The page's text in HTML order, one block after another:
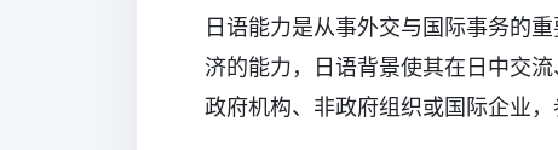
日语能力是从事外交与国际事务的重
济的能力，日语背景使其在日中交
政府机构、非政府组织或国际企业，